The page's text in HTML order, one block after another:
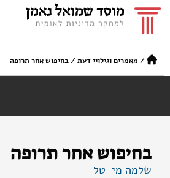
/ מאמרים וגילויי דעת /בחיפוש אחר תרופה
בחיפוש אחר תרופה
שלמה מי-טל